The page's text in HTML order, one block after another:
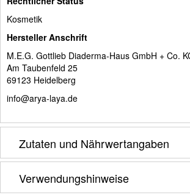
Kosmetik
Hersteller Anschrift
M.E.G. Gottlieb Diaderma-Haus GmbH + Co.
Am Taubenfeld 25
69123 Heidelberg
info@arya-laya.de
Zutaten und Nährwertangaben
Verwendungshinweise